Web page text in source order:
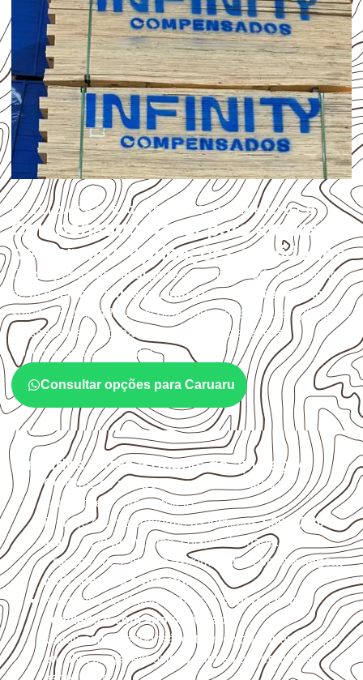
UTILIZAÇÃO E CUIDADOS DO PRODUTO
Compensado Naval para empresas
de Caruaru: aplicações e cuidados
O Compensado Navalpode ser considerado em projetos
demarcenaria, indústria, transporte e revestimento
sujeitos à umidade. A escolha deve considerar a aplicação,
a espessura, o acabamento e as características
documentadas do painel.
Consultar opções para Caruaru
Cuidados antes e depois da aplicação
Confirme se a espessura e o formatosão
compatíveis com o projeto.
Planeje o corte conforme os formatos1,60 × 2,20 m e
1,60 × 2,50 m, sujeitos à disponibilidade.
Proteja cortes, furos e extremidades com aselagem
indicada para o projeto.
Armazene as chapas em localcoberto, seco,
ventilado e com apoio nivelado
Valide com o responsável técnico qualquer uso que
envolva carga, exposição intensa ou requisitos